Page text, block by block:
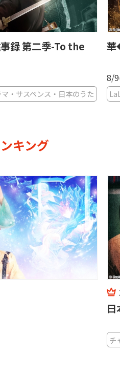
録 第二季-To the
・サスペンス・日本のうた
華
8/
キング
チ